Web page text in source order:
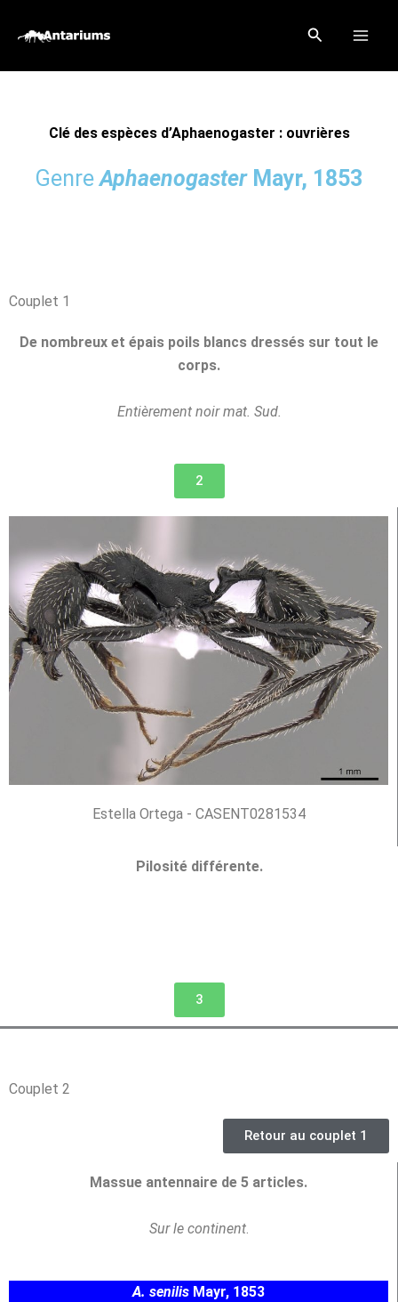
Rechercher
Clé des espèces d’Aphaenogaster : ouvrières
GenreAphaenogaster Mayr, 1853
Couplet 1
De nombreux et épais poils blancs dressés sur tout le
corps.
Entièrement noir mat. Sud.
2
Estella Ortega - CASENT0281534
Pilosité différente.
3
Couplet 2
Retour au couplet 1
Massue antennaire de 5 articles.
Sur le continent.
A. senilis Mayr, 1853